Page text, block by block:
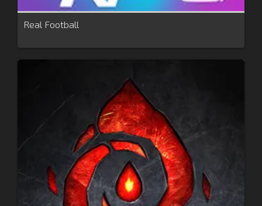
Real Football